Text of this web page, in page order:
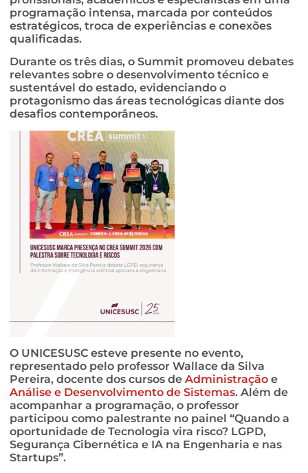
programação intensa, marcada por conteúdos
estratégicos, troca de experiências e conexões
qualificadas.
Durante os três dias, o Summit promoveu debates
relevantes sobre o desenvolvimento técnico e
sustentável do estado, evidenciando o
protagonismo das áreas tecnológicas diante dos
desafios contemporâneos.
O UNICESUSC esteve presente no evento,
representado pelo professor Wallace da Silva
Pereira, docente dos cursos de Administração e
Análise e Desenvolvimento de Sistemas. Além de
acompanhar a programação, o professor
participou como palestrante no painel “Quando a
oportunidade de Tecnologia vira risco? LGPD,
Segurança Cibernética e IA na Engenharia e nas
Startups”.